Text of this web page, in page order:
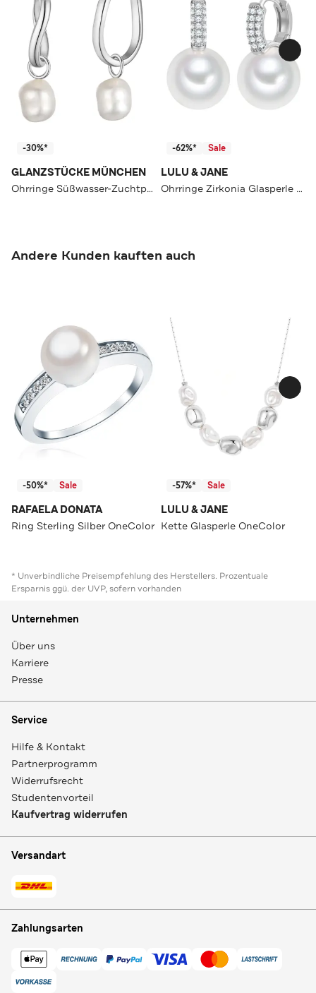
-30%*
GLANZSTÜCKE MÜNCHEN
Ohrringe Süßwasser-Zuchtperle OneColor
-62%* Sale
LULU & JANE
Ohrringe Zirkonia Glasperle OneColor
Andere Kunden kauften auch
-50%* Sale
RAFAELA DONATA
Ring Sterling Silber OneColor
-57%* Sale
LULU & JANE
Kette Glasperle OneColor
* Unverbindliche Preisempfehlung des Herstellers. Prozentuale
Ersparnis ggü. der UVP, sofern vorhanden
Unternehmen
Über uns
Karriere
Presse
Service
Hilfe & Kontakt
Partnerprogramm
Widerrufsrecht
Studentenvorteil
Kaufvertrag widerrufen
Versandart
Zahlungsarten